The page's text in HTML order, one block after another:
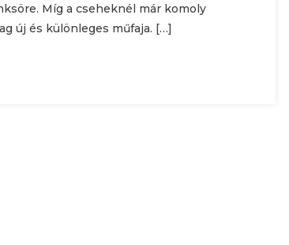
Míg a cseheknél már komoly
új és különleges műfaja. […]